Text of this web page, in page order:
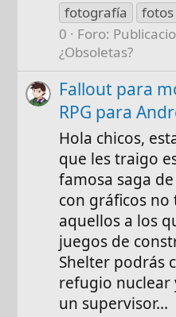
fotografía
fotos
0
Foro:
¿Obsoletas?
Fallout para
RPG para
Hola chicos,
que les traigo
famosa saga
con gráficos no
aquellos a los
juegos de
Shelter podrás
refugio nuclear
un supervisor...